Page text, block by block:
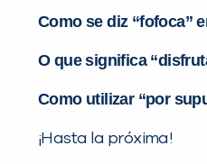
Como se diz “fofoca”
O que significa
Como utilizar “por
¡Hasta la próxima!